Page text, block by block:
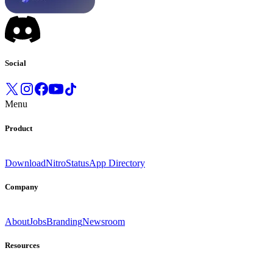
Social
Menu
Product
DownloadNitroStatusApp Directory
Company
AboutJobsBrandingNewsroom
Resources